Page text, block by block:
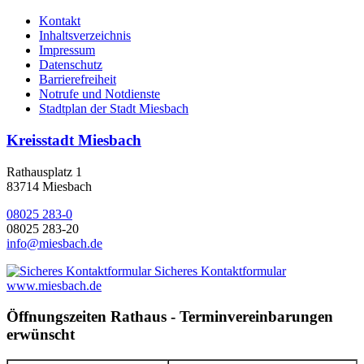
Kontakt
Inhaltsverzeichnis
Impressum
Datenschutz
Barrierefreiheit
Notrufe und Notdienste
Stadtplan der Stadt Miesbach
Kreisstadt Miesbach
Rathausplatz 1
83714 Miesbach
08025 283-0
08025 283-20
info@miesbach.de
Sicheres Kontaktformular
www.miesbach.de
Öffnungszeiten Rathaus - Terminvereinbarungen
erwünscht